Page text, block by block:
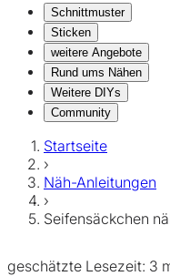
Schnittmuster
Sticken
weitere Angebote
Rund ums Nähen
Weitere DIYs
Community
Startseite
›
Näh-Anleitungen
›
Seifensäckchen
geschätzte Lesezeit: 3